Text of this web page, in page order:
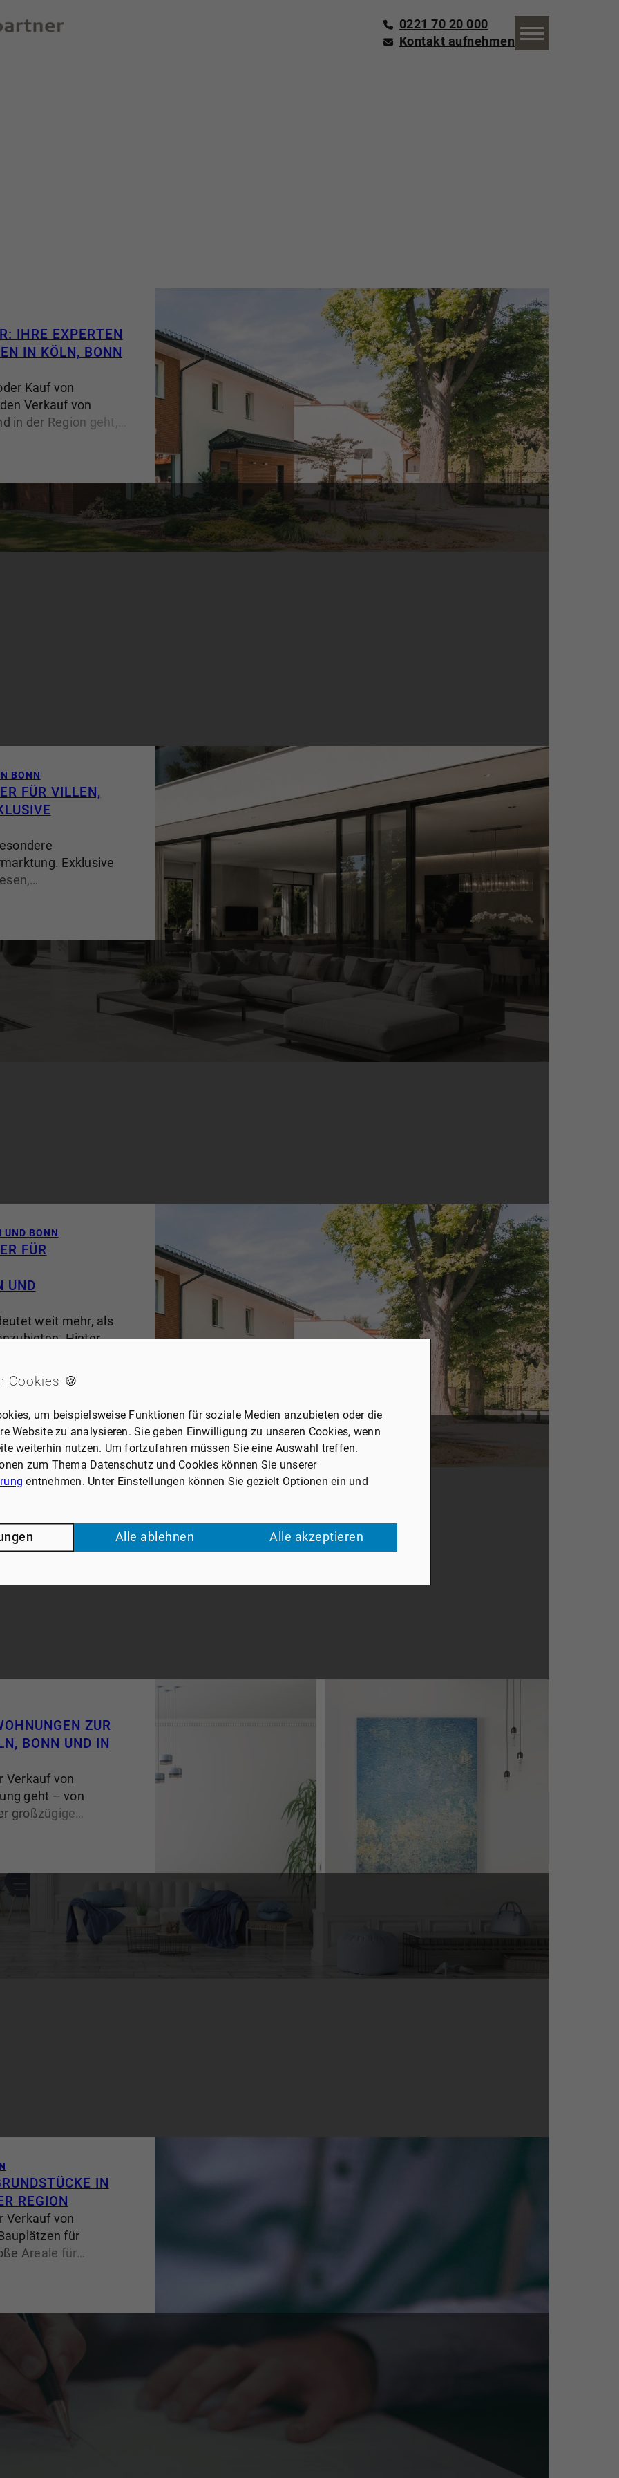
0221 70 20 000
Kontakt aufnehmen
IHRE EXPERTEN
IN KÖLN, BONN
Kauf von
Verkauf von
in der Region geht,
herausragende
Erfahrung
maßgeschneiderte
ihrer meist
vom soliden
BONN
FÜR VILLEN,
Exklusive
oder
eine
absoluter
Verständnis des
Als
begleitet Dr. OEBELS +
Eigentümer
Bonn und der
UND BONN
FÜR
UND
weit mehr, als
Hinter
Doppelhaushälfte
persönliche
und oftmals
einer Familie.
der den
tatsächlichen Wert
und den
mit Erfahrung und
40 Jahren erfolgreich
der Region
. Unsere
Villen in Köln und
ZUR
BONN UND IN
Verkauf von
geht – von
großzügige
zu exklusiven
der Name
erfahrene
Expertise
wir unseren
für den Erwerb und
– von der
IN
REGION
Verkauf von
für
Areale für
zu exklusiven Lagen
für
Immobilienmakler
im gehobenen
Kunden individuelle
die Veräußerung
Cookies 🍪
um beispielsweise Funktionen für soziale Medien anzubieten oder die
Website zu analysieren. Sie geben Einwilligung zu unseren Cookies, wenn
weiterhin nutzen. Um fortzufahren müssen Sie eine Auswahl treffen.
zum Thema Datenschutz und Cookies können Sie unserer
entnehmen. Unter Einstellungen können Sie gezielt Optionen ein und
Alle ablehnen Alle akzeptieren